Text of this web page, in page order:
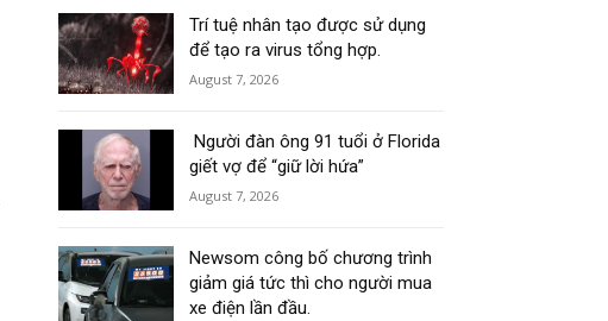
Trí tuệ nhân tạo được sử dụng
để tạo ra virus tổng hợp.
August 7, 2026
Người đàn ông 91 tuổi ở Florida
giết vợ để “giữ lời hứa”
August 7, 2026
Newsom công bố chương trình
giảm giá tức thì cho người mua
xe điện lần đầu.